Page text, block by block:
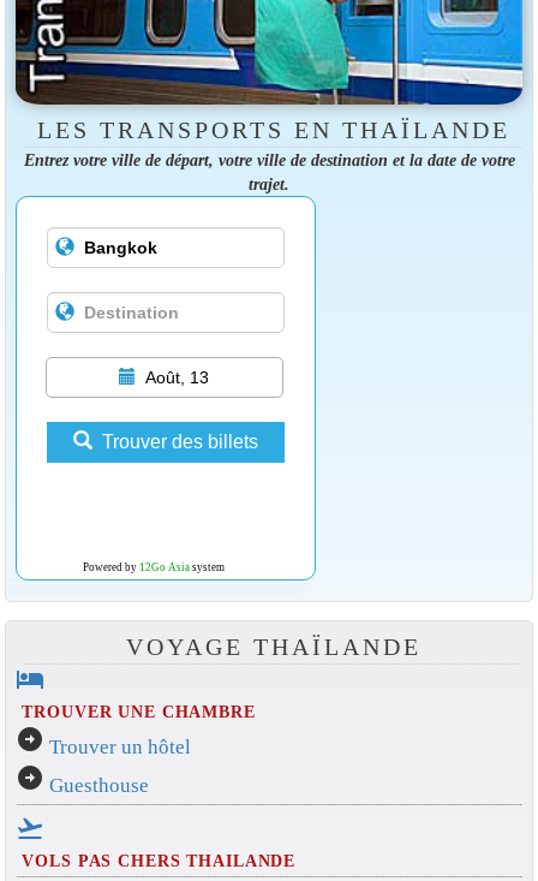
LES TRANSPORTS EN THAÏLANDE
Entrez votre ville de départ, votre ville de destination et la date de votre
trajet.
Août, 13
Trouver des billets
Powered by 12Go Asiasystem
VOYAGE THAÏLANDE
hotel
TROUVER UNE CHAMBRE
arrow_circle_right Trouver un hôtel
arrow_circle_right Guesthouse
flight_takeoff
VOLS PAS CHERS THAILANDE